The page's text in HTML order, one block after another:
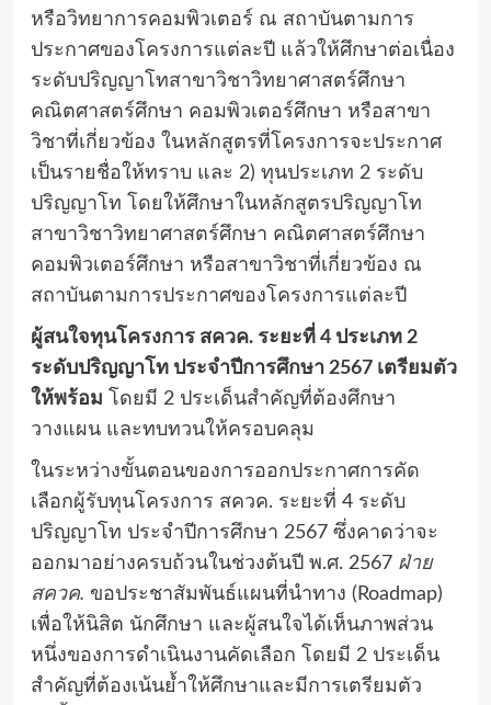
หรือวิทยาการคอมพิวเตอร์ ณ สถาบันตามการ
ประกาศของโครงการแต่ละปี แล้วให้ศึกษาต่อเนื่อง
ระดับปริญญาโทสาขาวิชาวิทยาศาสตร์ศึกษา
คณิตศาสตร์ศึกษา คอมพิวเตอร์ศึกษา หรือสาขา
วิชาที่เกี่ยวข้อง ในหลักสูตรที่โครงการจะประกาศ
เป็นรายชื่อให้ทราบ และ 2) ทุนประเภท 2 ระดับ
ปริญญาโท โดยให้ศึกษาในหลักสูตรปริญญาโท
สาขาวิชาวิทยาศาสตร์ศึกษา คณิตศาสตร์ศึกษา
คอมพิวเตอร์ศึกษา หรือสาขาวิชาที่เกี่ยวข้อง ณ
สถาบันตามการประกาศของโครงการแต่ละปี
ผู้สนใจทุนโครงการ สควค. ระยะที่ 4 ประเภท 2
ระดับปริญญาโท ประจำปีการศึกษา 2567 เตรียมตัว
ให้พร้อม โดยมี 2 ประเด็นสำคัญที่ต้องศึกษา
วางแผน และทบทวนให้ครอบคลุม
ในระหว่างขั้นตอนของการออกประกาศการคัด
เลือกผู้รับทุนโครงการ สควค. ระยะที่ 4 ระดับ
ปริญญาโท ประจำปีการศึกษา 2567 ซึ่งคาดว่าจะ
ออกมาอย่างครบถ้วนในช่วงต้นปี พ.ศ. 2567 ฝ่าย
สควค. ขอประชาสัมพันธ์แผนที่นำทาง (Roadmap)
เพื่อให้นิสิต นักศึกษา และผู้สนใจได้เห็นภาพส่วน
หนึ่งของการดำเนินงานคัดเลือก โดยมี 2 ประเด็น
สำคัญที่ต้องเน้นย้ำให้ศึกษาและมีการเตรียมตัว